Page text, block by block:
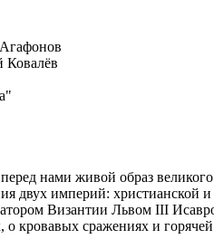
Ковалёв
нами живой образ
двух империй:
Византии Львом III
о кровавых сражениях и